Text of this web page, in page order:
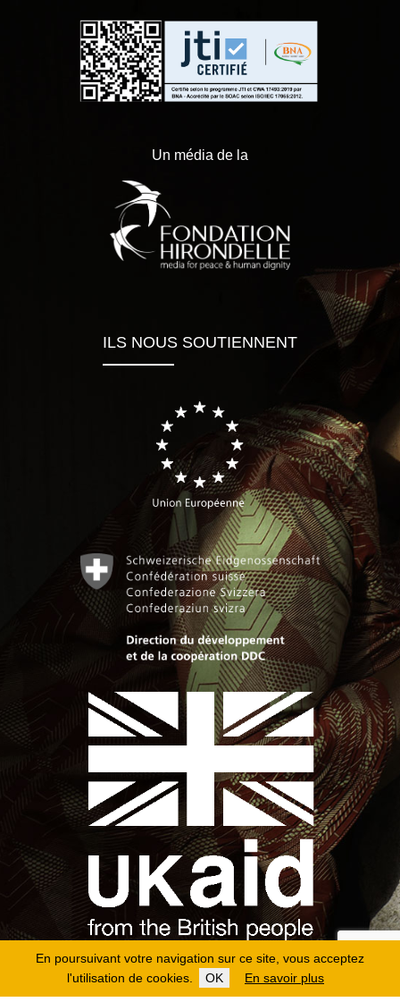
En poursuivant votre navigation sur ce site, vous acceptez
l'utilisation de cookies.
OK En savoir plus
Un média de la
ILS NOUS SOUTIENNENT